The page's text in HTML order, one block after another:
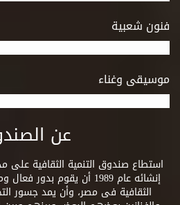
فنون شعبية
موسيقى وغناء
عن
استطاع صندوق التنمية الثقافية
إنشائه عام 1989 أن يقوم
الثقافية فى مصر، وأن يمد جسور